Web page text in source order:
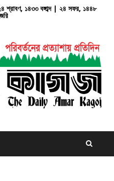
শ্রাবণ, ১৪৩৩ বঙ্গাব্দ | ২৪ সফর, ১৪৪৮